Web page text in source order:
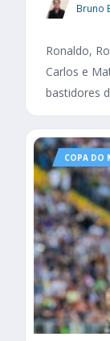
Bruno
Ronaldo,
Carlos e
bastidores
COPA DO